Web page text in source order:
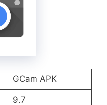
GCam APK
9.7